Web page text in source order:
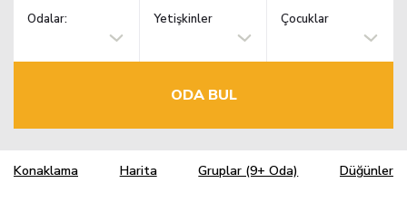
Odalar: Yetişkinler Çocuklar
ODA BUL
Konaklama Harita Gruplar (9+ Oda) Düğünler